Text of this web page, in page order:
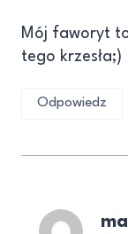
Mój faworyt
tego krzesła;)
Odpowiedz